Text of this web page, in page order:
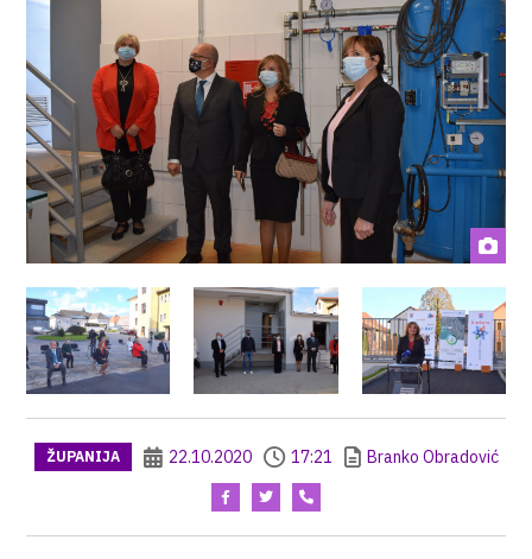
ŽUPANIJA 22.10.2020 17:21 Branko Obradović